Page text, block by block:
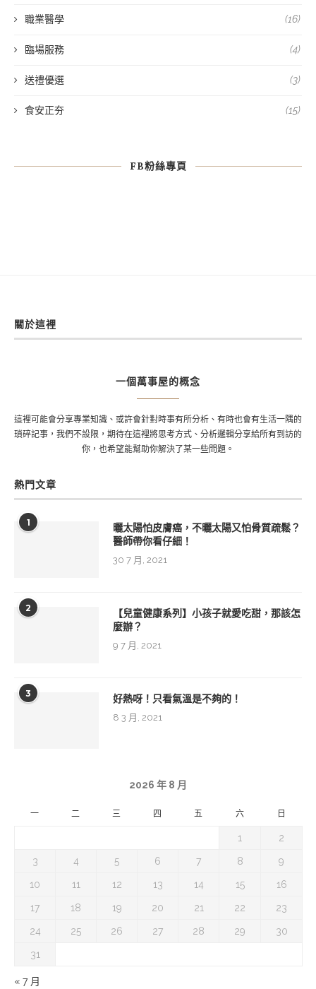
職業醫學 (16)
臨場服務 (4)
送禮優選 (3)
食安正夯 (15)
FB粉絲專頁
關於這裡
一個萬事屋的概念
這裡可能會分享專業知識、或許會針對時事有所分析、有時也會有生活一隅的
瑣碎記事，我們不設限，期待在這裡將思考方式、分析邏輯分享給所有到訪的
你，也希望能幫助你解決了某一些問題。
熱門文章
1
曬太陽怕皮膚癌，不曬太陽又怕骨質疏鬆？
醫師帶你看仔細！
30 7 月, 2021
2
【兒童健康系列】小孩子就愛吃甜，那該怎
麼辦？
9 7 月, 2021
3 好熱呀！只看氣溫是不夠的！
8 3 月, 2021
2026 年 8 月
一 二 三 四 五 六 日
1 2
3 4 5 6 7 8 9
10 11 12 13 14 15 16
17 18 19 20 21 22 23
24 25 26 27 28 29 30
31
« 7 月